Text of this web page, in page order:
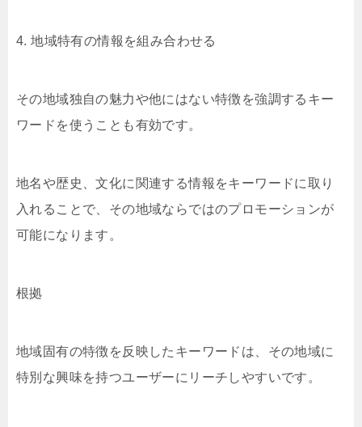
4. 地域特有の情報を組み合わせる
その地域独自の魅力や他にはない特徴を強調するキー
ワードを使うことも有効です。
地名や歴史、文化に関連する情報をキーワードに取り
入れることで、その地域ならではのプロモーションが
可能になります。
根拠
地域固有の特徴を反映したキーワードは、その地域に
特別な興味を持つユーザーにリーチしやすいです。